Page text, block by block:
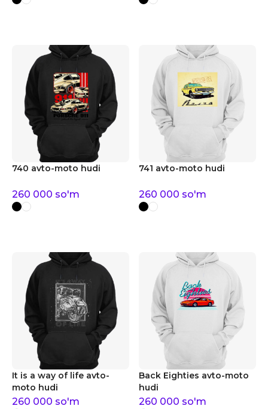
740 avto-moto hudi
260 000 so'm
741 avto-moto hudi
260 000 so'm
It is a way of life avto-
moto hudi
260 000 so'm
Back Eighties avto-moto
hudi
260 000 so'm